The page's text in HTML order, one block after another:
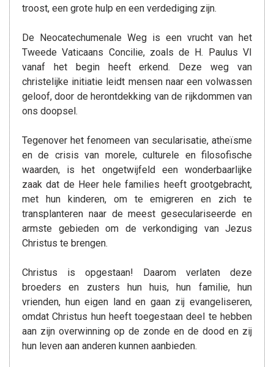
troost, een grote hulp en een verdediging zijn.
De Neocatechumenale Weg is een vrucht van het
Tweede Vaticaans Concilie, zoals de H. Paulus VI
vanaf het begin heeft erkend. Deze weg van
christelijke initiatie leidt mensen naar een volwassen
geloof, door de herontdekking van de rijkdommen van
ons doopsel.
Tegenover het fenomeen van secularisatie, atheïsme
en de crisis van morele, culturele en filosofische
waarden, is het ongetwijfeld een wonderbaarlijke
zaak dat de Heer hele families heeft grootgebracht,
met hun kinderen, om te emigreren en zich te
transplanteren naar de meest geseculariseerde en
armste gebieden om de verkondiging van Jezus
Christus te brengen.
Christus is opgestaan! Daarom verlaten deze
broeders en zusters hun huis, hun familie, hun
vrienden, hun eigen land en gaan zij evangeliseren,
omdat Christus hun heeft toegestaan deel te hebben
aan zijn overwinning op de zonde en de dood en zij
hun leven aan anderen kunnen aanbieden.